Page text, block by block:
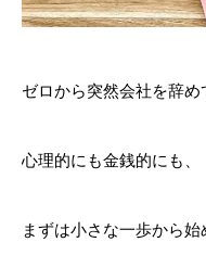
ゼロから突然会社を辞め
心理的にも金銭的にも、
まずは小さな一歩から始